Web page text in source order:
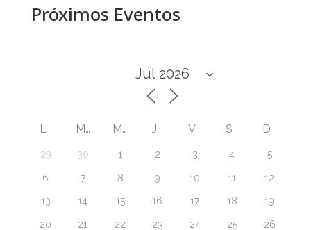
Próximos Eventos
L M M J V S D
29 30 1 2 3 4 5
6 7 8 9 10 11 12
13 14 15 16 17 18 19
20 21 22 23 24 25 26